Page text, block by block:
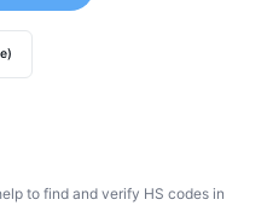
to find and verify HS codes in